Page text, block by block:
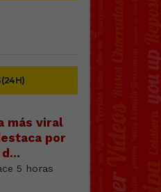
(24H)
más viral
por
5 horas